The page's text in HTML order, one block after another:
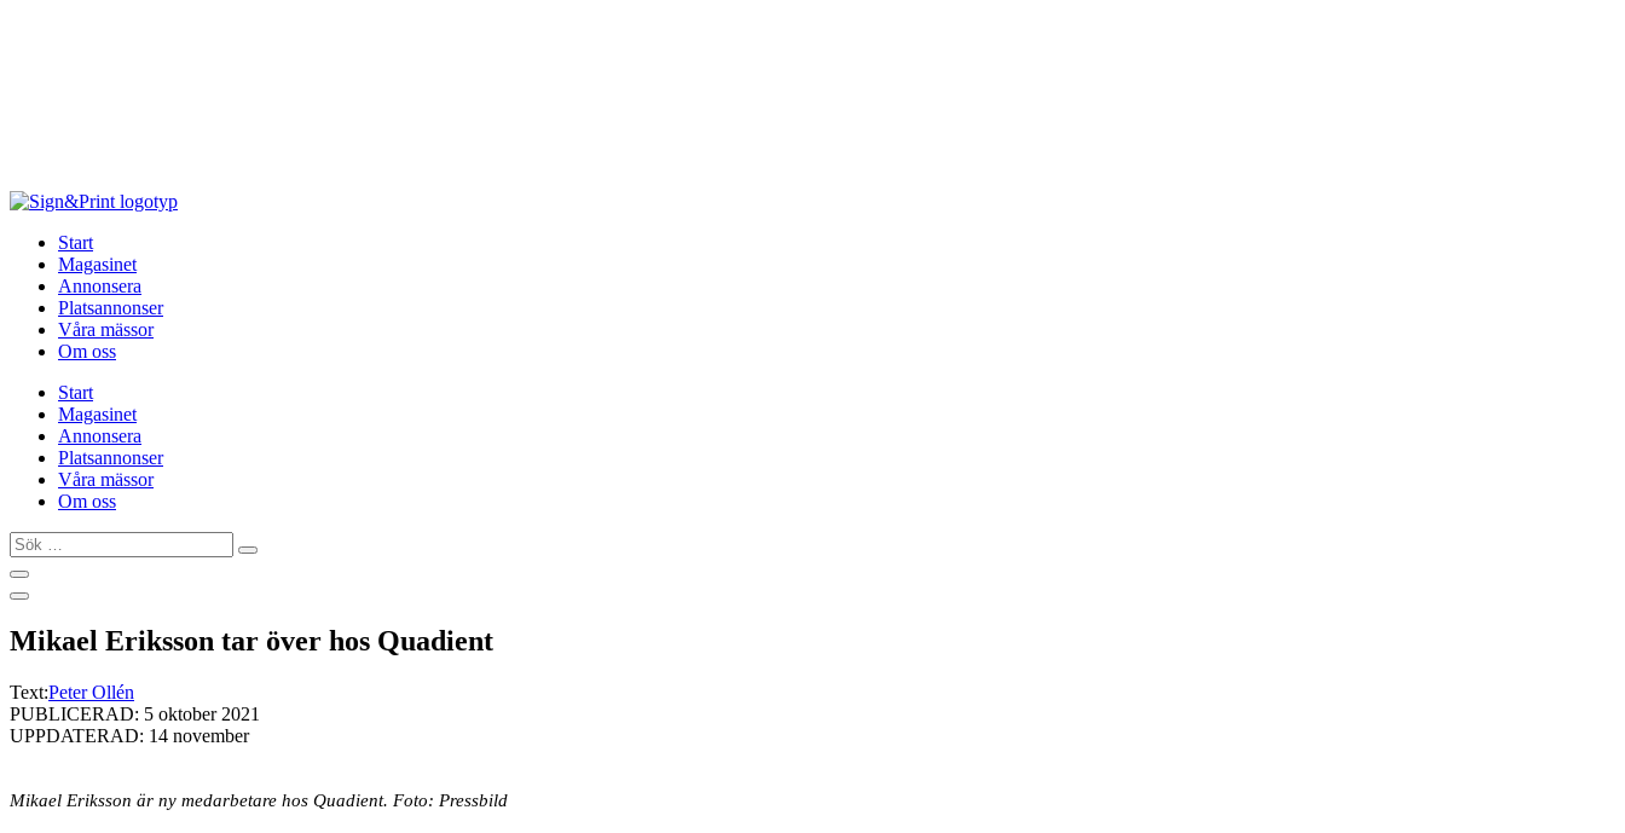
Start
Magasinet
Annonsera
Platsannonser
Våra mässor
Om oss
Start
Magasinet
Annonsera
Platsannonser
Våra mässor
Om oss
Sök
…
Mikael Eriksson tar över hos Quadient
Text:Peter Ollén
PUBLICERAD: 5 oktober 2021
UPPDATERAD: 14 november
Mikael Eriksson är ny medarbetare hos Quadient. Foto: Pressbild